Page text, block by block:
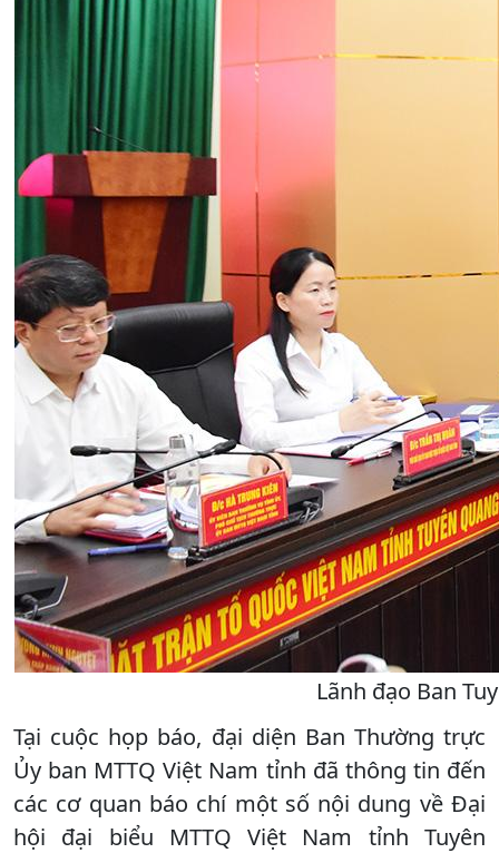
Lãnh đạo Ban
Tại cuộc họp báo, đại diện Ban Thường trực
Ủy ban MTTQ Việt Nam tỉnh đã thông tin đến
các cơ quan báo chí một số nội dung về Đại
hội đại biểu MTTQ Việt Nam tỉnh Tuyên